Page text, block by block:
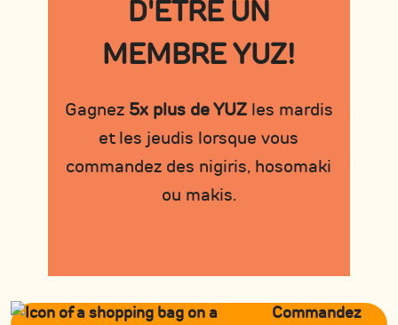
D'ÊTRE UN
MEMBRE YUZ!
Gagnez 5x plus de YUZles mardis
et les jeudis lorsque vous
commandez des nigiris, hosomaki
ou makis.
Commandez